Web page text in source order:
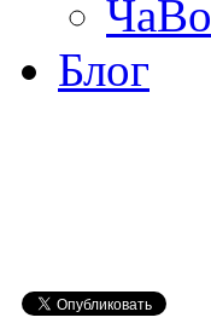
ЧаВо
Блог